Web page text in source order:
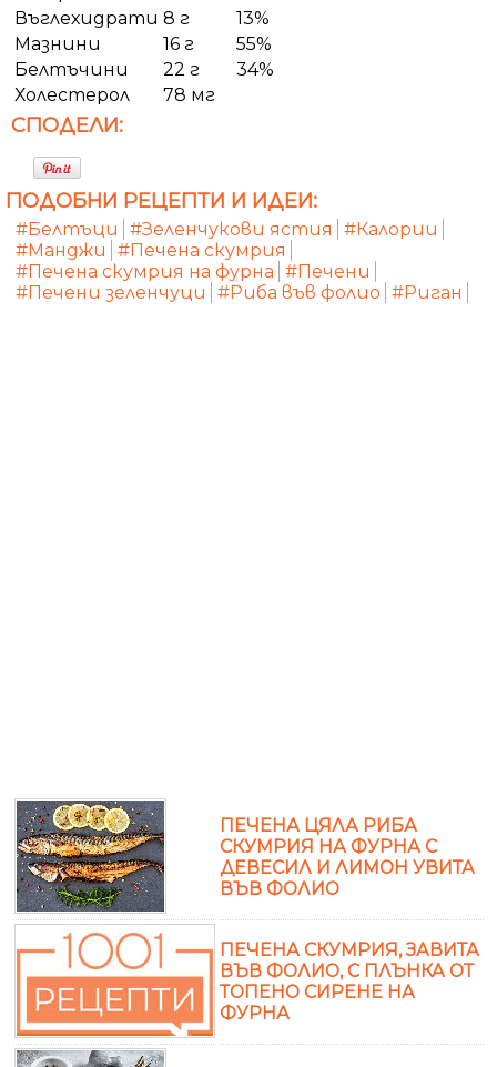
Въглехидрати 8 г
13%
Мазнини
16 г
55%
Белтъчини
22 г
34%
Холестерол
78 мг
СПОДЕЛИ:
ПОДОБНИ РЕЦЕПТИ И ИДЕИ:
#Белтъци #Зеленчукови ястия
#Калории
#Манджи
#Печена скумрия
#Печена скумрия на фурна #Печени
#Печени зеленчуци
#Риба във фолио #Риган
ПЕЧЕНА ЦЯЛА РИБА
СКУМРИЯ НА ФУРНА С
ДЕВЕСИЛ И ЛИМОН УВИТА
ВЪВ ФОЛИО
ПЕЧЕНА СКУМРИЯ, ЗАВИТА
ВЪВ ФОЛИО, С ПЛЪНКА ОТ
ТОПЕНО СИРЕНЕ НА
ФУРНА